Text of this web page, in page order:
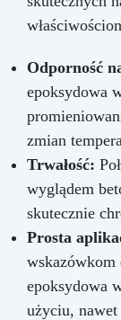
Odporność
epoksydowa
zmian
Trwałość:
wyglądem
skutecznie
Prosta
epoksydowa
użyciu, nawet